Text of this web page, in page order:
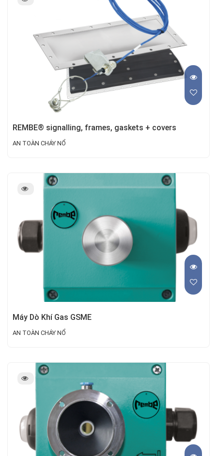
REMBE® signalling, frames, gaskets + covers
AN TOÀN CHÁY NỔ
Máy Dò Khí Gas GSME
AN TOÀN CHÁY NỔ